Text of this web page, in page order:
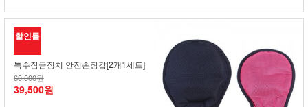
할인률
특수잠금장치 안전손장갑[2개1세트]
60,000원
39,500원